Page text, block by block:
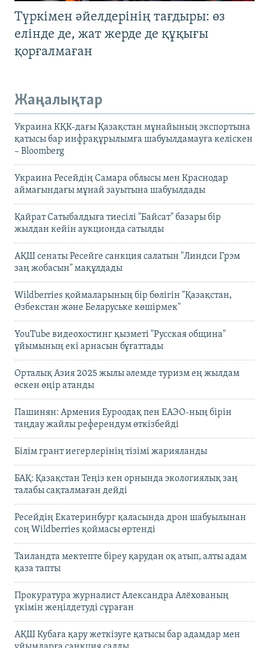
Түркімен әйелдерінің тағдыры: өз
елінде де, жат жерде де құқығы
қорғалмаған
Жаңалықтар
Украина КҚК-дағы Қазақстан мұнайының экспортына
қатысы бар инфрақұрылымға шабуылдамауға келіскен
– Bloomberg
Украина Ресейдің Самара облысы мен Краснодар
аймағындағы мұнай зауытына шабуылдады
Қайрат Сатыбалдыға тиесілі "Байсат" базары бір
жылдан кейін аукционда сатылды
АҚШ сенаты Ресейге санкция салатын "Линдси Грэм
заң жобасын" мақұлдады
Wildberries қоймаларының бір бөлігін "Қазақстан,
Өзбекстан және Беларуське көшірмек"
YouTube видеохостинг қызметі "Русская община"
ұйымының екі арнасын бұғаттады
Орталық Азия 2025 жылы әлемде туризм ең жылдам
өскен өңір атанды
Пашинян: Армения Еуроодақ пен ЕАЭО-ның бірін
таңдау жайлы референдум өткізбейді
Білім грант иегерлерінің тізімі жарияланды
БАҚ: Қазақстан Теңіз кен орнында экологиялық заң
талабы сақталмаған дейді
Ресейдің Екатеринбург қаласында дрон шабуылынан
соң Wildberries қоймасы өртенді
Таиландта мектепте біреу қарудан оқ атып, алты адам
қаза тапты
Прокуратура журналист Александра Алёхованың
үкімін жеңілдетуді сұраған
АҚШ Кубаға қару жеткізуге қатысы бар адамдар мен